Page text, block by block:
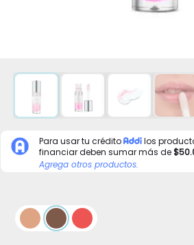
Para usar tu crédito
los
financiar deben sumar más de
Agrega otros productos.